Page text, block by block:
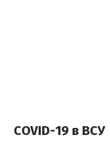
COVID-19 в ВСУ